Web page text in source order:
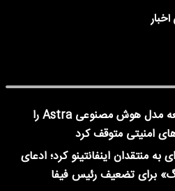
OpenAI توسعه مدل هوش مصنوعی Astra را
امنیتی متوقف کرد
به منتقدان اینفانتینو کرد؛ ادعای
برای تضعیف رئیس فیفا